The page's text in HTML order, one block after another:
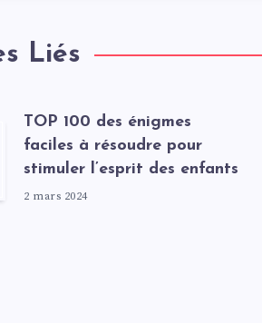
Liés
TOP 100 des énigmes
faciles à résoudre pour
stimuler l’esprit des enfants
2 mars 2024